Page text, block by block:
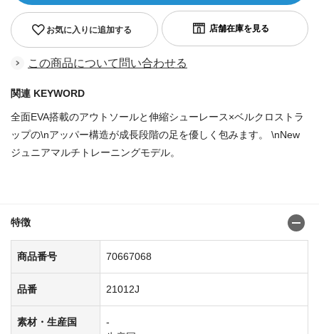
お気に入りに追加する
この商品について問い合わせる
関連 KEYWORD
全面EVA搭載のアウトソールと伸縮シューレース×ベルクロストラ
ップの\nアッパー構造が成長段階の足を優しく包みます。 \nNew
ジュニアマルチトレーニングモデル。
特徴
商品番号 70667068
品番 21012J
素材・生産国
-